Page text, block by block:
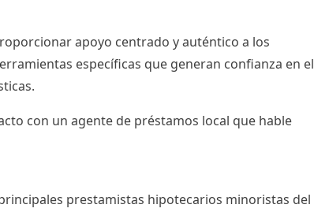
apoyo centrado y auténtico a los
específicas que generan confianza en el
con un agente de préstamos local que hable
prestamistas hipotecarios minoristas del